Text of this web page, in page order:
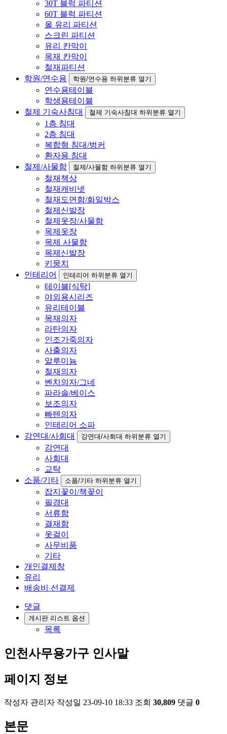
30T 블럭 파티션
60T 블럭 파티션
올 유리 파티션
스크린 파티션
유리 칸막이
목재 칸막이
철재파티션
학원/연수용
학원/연수용 하위분류 열기
연수용테이블
학생용테이블
철제 기숙사침대
철제 기숙사침대 하위분류 열기
1층 침대
2층 침대
복합형 침대/벙커
환자용 침대
철제/사물함
철제/사물함 하위분류 열기
철재책상
철재캐비넷
철재도면함/화일박스
철제신발장
철제옷장/사물함
목제옷장
목제 사물함
목제신발장
키뭉치
인테리어
인테리어 하위분류 열기
테이블[식탁]
야외용시리즈
유리테이블
목재의자
라탄의자
인조가죽의자
사출의자
알루미늄
철재의자
벤치의자/그네
파라솔/베이스
보조의자
빠텐의자
인테리어 소파
강연대/사회대
강연대/사회대 하위분류 열기
강연대
사회대
교탁
소품/기타
소품/기타 하위분류 열기
잡지꽃이/책꽂이
필경대
서류함
결재함
옷걸이
사무비품
기타
개인결제창
유리
배송비 선결제
댓글
게시판 리스트 옵션
목록
인천사무용가구 인사말
페이지 정보
작성자 관리자 작성일 23-09-10 18:33 조회 30,809 댓글 0
본문